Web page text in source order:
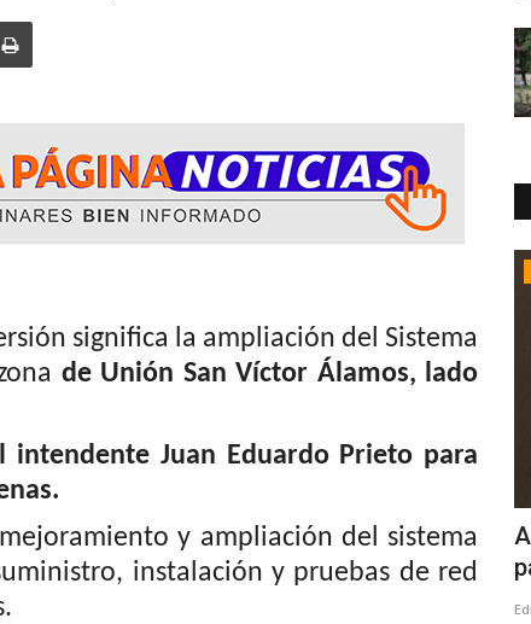
la ampliación del Sistema
de Unión San Víctor Álamos, lado
Juan Eduardo Prieto para
y ampliación del sistema
instalación y pruebas de red
Ciencia de segundo orden
Editora Agosto 6, 2026 58